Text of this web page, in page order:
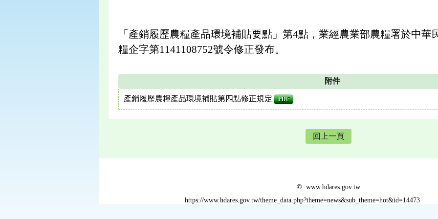
「產銷履歷農糧產品環境補貼要點」第4點，業經農業部農糧署於中華
糧企字第1141108752號令修正發布。
附件
產銷履歷農糧產品環境補貼第四點修正規定 PDF
回上一頁
© www.hdares.gov.tw
https://www.hdares.gov.tw/theme_data.php?theme=news&sub_theme=hot&id=14473